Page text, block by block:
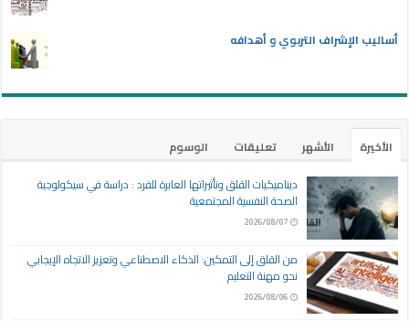
أساليب الإشراف التربوي و أهدافه
الأخيرة الأشهر تعليقات
الوسوم
ديناميكيات القلق وتأثيراتها العابرة للفرد : دراسة في سيكولوجية
الصحة النفسية المجتمعية
2026/08/07
من القلق إلى التمكين: الذكاء الاصطناعي وتعزيز الاتجاه الإيجابي
نحو مهنة التعليم
2026/08/06